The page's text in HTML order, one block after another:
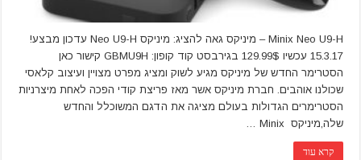
Minix Neo U9-H – מיניקס גאה להציג: מיניקס Neo U9-H עדכון מבצע!
15.3.17 עכשיו 129.99$ בגירבסט קוד קופון: GBMU9H קישור כאן
הסטרימר החדש של מיניקס מגיע לשוק ומציג מפרט מצויין ועיצוב קלאסי
שכולנו אוהבים. חברת מיניקס אשר מאז פריצת קודי הפכה לאחת מיצרניות
הסטרימרים הגדולות בעולם מציגה את הדגם המשוכלל והחדש
שלה,מיניקס Minix …
קרא עוד